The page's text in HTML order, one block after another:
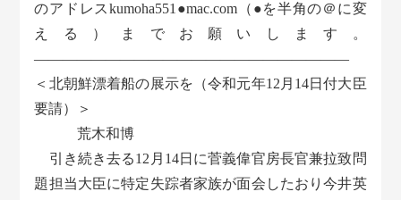
のアドレスkumoha551●mac.com（●を半角の＠に変
える）までお願いします。
——————————————————————
＜北朝鮮漂着船の展示を（令和元年12月14日付大臣
要請）＞
荒木和博
引き続き去る12月14日に菅義偉官房長官兼拉致問
題担当大臣に特定失踪者家族が面会したおり今井英